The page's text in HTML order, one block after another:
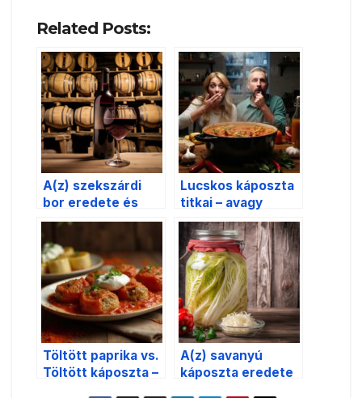
Related Posts:
A(z) szekszárdi
bor eredete és
hagyománya a
gasztronómiában
Lucskos káposzta
titkai – avagy
hogyan menekül a
szomszéd, amikor
megérzi a szagát
Töltött paprika vs.
Töltött káposzta –
A(z) savanyú
káposzta eredete